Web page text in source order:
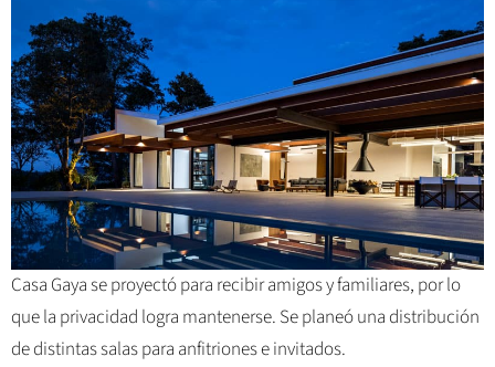
Casa Gaya se proyectó para recibir amigos y familiares, por lo
que la privacidad logra mantenerse. Se planeó una distribución
de distintas salas para anfitriones e invitados.